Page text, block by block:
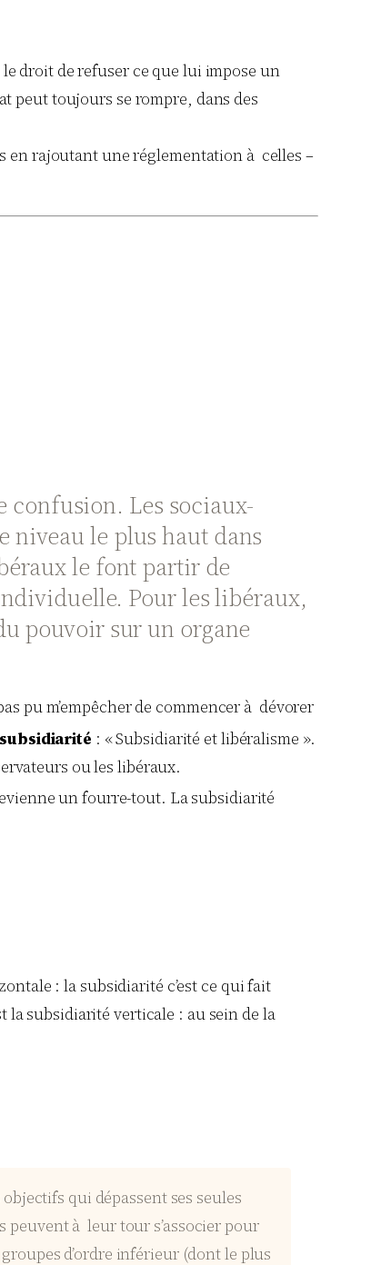
droit de refuser ce que lui impose un
peut toujours se rompre, dans des
en rajoutant une réglementation à celles –
confusion. Les sociaux-
niveau le plus haut dans
le font partir de
Pour les libéraux,
pouvoir sur un organe
pu m’empêcher de commencer à dévorer
subsidiarité : « Subsidiarité et libéralisme ».
ou les libéraux.
un fourre-tout. La subsidiarité
: la subsidiarité c’est ce qui fait
la subsidiarité verticale : au sein de la
qui dépassent ses seules
peuvent à leur tour s’associer pour
d’ordre inférieur (dont le plus